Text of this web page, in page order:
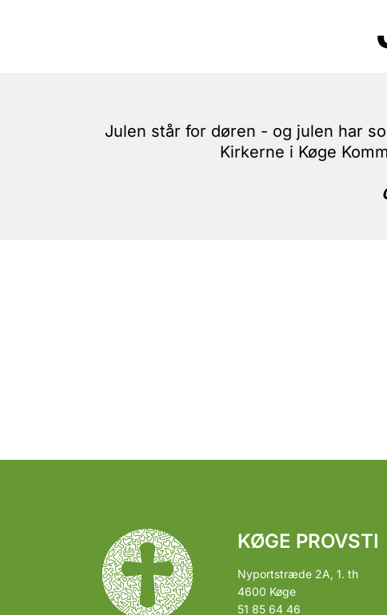
Julen står for døren - og julen har
Kirkerne i Køge
KØGE PROVSTI
Nyportstræde 2A, 1. th
4600 Køge
51 85 64 46